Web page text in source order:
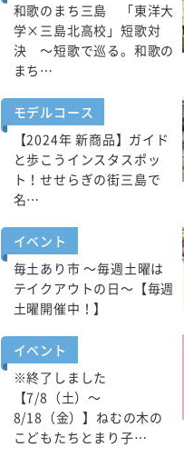
和歌のまち三島 「東洋大
学×三島北高校」短歌対
決 ～短歌で巡る。和歌の
まち…
モデルコース
【2024年 新商品】ガイド
と歩こうインスタスポッ
ト！せせらぎの街三島で
名…
イベント
毎土あり市 ～毎週土曜は
テイクアウトの日～【毎週
土曜開催中！】
イベント
※終了しました
【7/8（土）～
8/18（金）】ねむの木の
こどもたちとまり子…